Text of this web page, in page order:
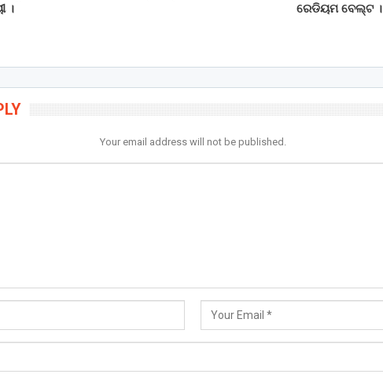
।
ରେଡିୟମ ବେଲ୍ଟ ।
Your email address will not be published.